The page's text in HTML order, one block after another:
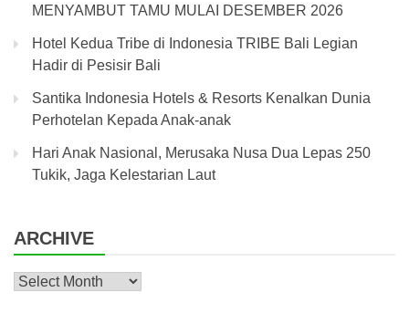
MENYAMBUT TAMU MULAI DESEMBER 2026
Hotel Kedua Tribe di Indonesia TRIBE Bali Legian
Hadir di Pesisir Bali
Santika Indonesia Hotels & Resorts Kenalkan Dunia
Perhotelan Kepada Anak-anak
Hari Anak Nasional, Merusaka Nusa Dua Lepas 250
Tukik, Jaga Kelestarian Laut
ARCHIVE
Archive